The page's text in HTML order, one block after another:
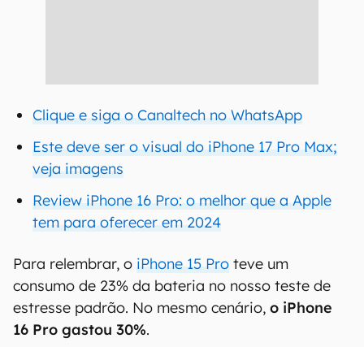
Clique e siga o Canaltech no WhatsApp
Este deve ser o visual do iPhone 17 Pro Max;
veja imagens
Review iPhone 16 Pro: o melhor que a Apple
tem para oferecer em 2024
Para relembrar, o iPhone 15 Pro teve um
consumo de 23% da bateria no nosso teste de
estresse padrão. No mesmo cenário, o iPhone
16 Pro gastou 30%.